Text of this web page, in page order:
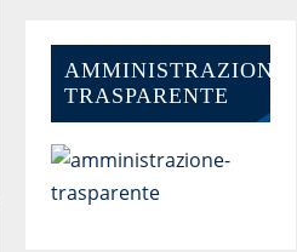
AMMINISTRAZIONE-
TRASPARENTE